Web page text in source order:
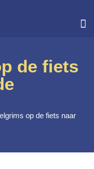
de fiets
op de fiets naar